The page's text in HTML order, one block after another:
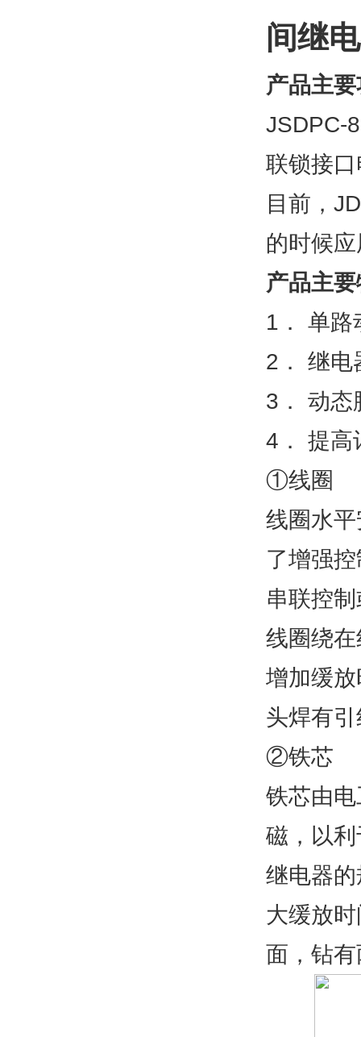
间继
产品主
JSDPC-
联锁接
目前，
的时候
产品主
1． 单路
2． 继电
3． 动态
4． 提高
①线圈
线圈水
了增强
串联控
线圈绕
增加缓
头焊有
②铁芯
铁芯由
磁，以
继电器
大缓放
面，钻